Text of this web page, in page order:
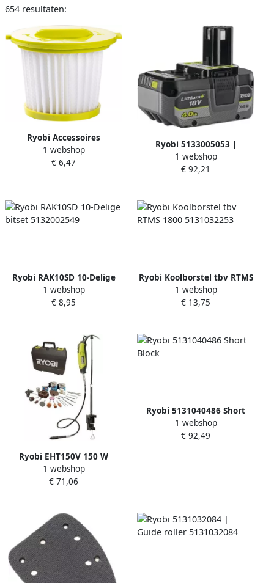
654 resultaten:
Ryobi Accessoires
5131045634 | onderdeel |
Filter 5131045634
1 webshop
€ 6,47
Ryobi 5133005053 |
RB1840X | ONE+ | 18V |
4.0Ah Lithium
1 webshop
€ 92,21
Ryobi RAK10SD 10-Delige
bitset 5132002549
1 webshop
€ 8,95
Ryobi Koolborstel tbv RTMS
1800 5131032253
1 webshop
€ 13,75
Ryobi EHT150V 150 W
rotatietool + accessoiresset
(115-delig) 5133000754
1 webshop
€ 71,06
Ryobi 5131040486 Short
Block
1 webshop
€ 92,49